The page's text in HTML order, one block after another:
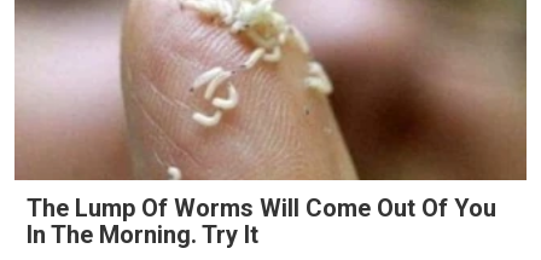
The Lump Of Worms Will Come Out Of You
In The Morning. Try It